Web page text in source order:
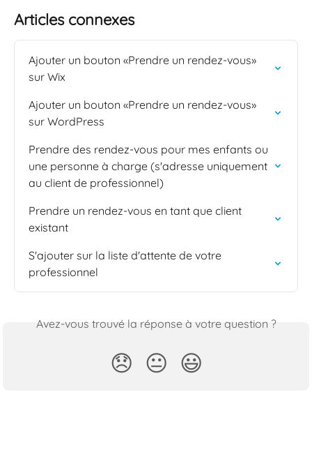
Articles connexes
Ajouter un bouton «Prendre un rendez-vous»
sur Wix
Ajouter un bouton «Prendre un rendez-vous»
sur WordPress
Prendre des rendez-vous pour mes enfants ou
une personne à charge (s'adresse uniquement
au client de professionnel)
Prendre un rendez-vous en tant que client
existant
S'ajouter sur la liste d'attente de votre
professionnel
Avez-vous trouvé la réponse à votre question ?
😞 😐 😃